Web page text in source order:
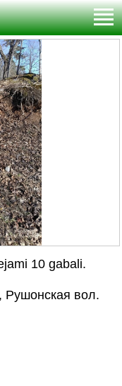
10 gabali.
Рушонская вол.